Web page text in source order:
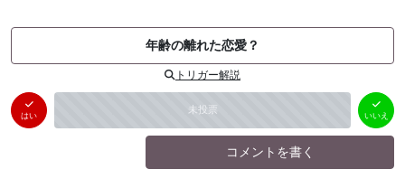
年齢の離れた恋愛？
トリガー解説
はい 未投票
いいえ
（ 0件）
いいえ
コメントを書く